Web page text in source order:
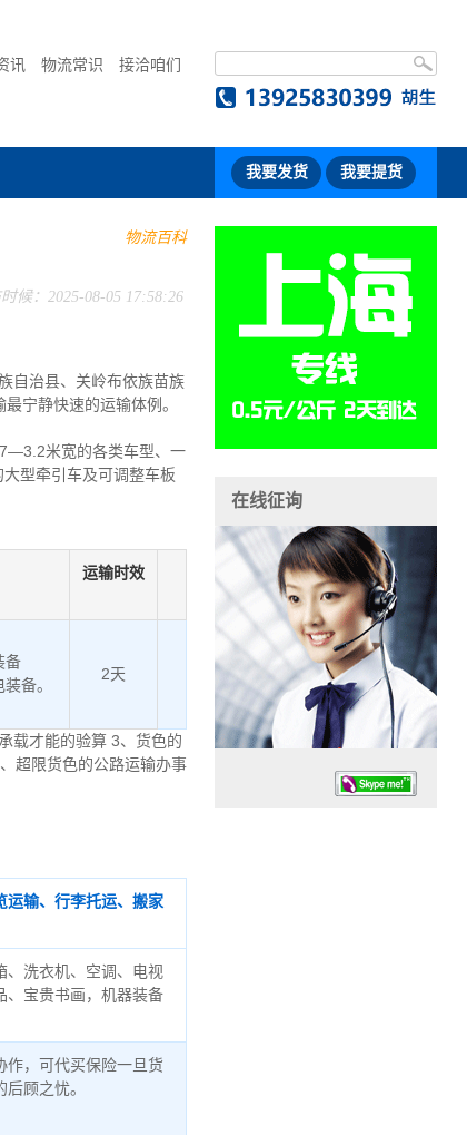
讯 物流常识 接洽咱们
我要发货 我要提货
物流百科
候：2025-08-05 17:58:26
自治县、关岭布依族苗族
宁静快速的运输体例。
米宽的各类车型、一
型牵引车及可调整车板
运输时效
备
备。
2天
载才能的验算 3、货色的
超限货色的公路运输办事
运输、行李托运、搬家
、洗衣机、空调、电视
、宝贵书画，机器装备
作，可代买保险一旦货
顾之忧。
在线征询